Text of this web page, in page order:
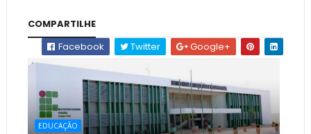
COMPARTILHE
Facebook
Twitter Google+
EDUCAÇÃO